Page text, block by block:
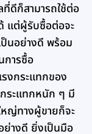
ดีก็สามารถใช้ต่อ
แต่ผู้รับซื้อต่อจะ
ป็นอย่างดี พร้อม
การซื้อ
งกระแทกของ
ระแทกหนัก ๆ มี
หญ่ทางผู้ขายก็จะ
างดี ยิ่งเป็นมือ